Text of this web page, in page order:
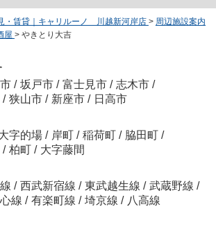
・賃貸｜キャリルーノ 川越新河岸店 > 周辺施設案内
屋 > やきとり大吉
/ 坂戸市 / 富士見市 / 志木市 /
/ 狭山市 / 新座市 / 日高市
字的場 / 岸町 / 稲荷町 / 脇田町 /
/ 柏町 / 大字藤間
/ 西武新宿線 / 東武越生線 / 武蔵野線 /
線 / 有楽町線 / 埼京線 / 八高線